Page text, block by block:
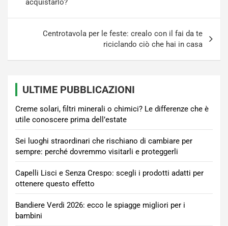
acquistarlo?
Centrotavola per le feste: crealo con il fai da te
riciclando ciò che hai in casa
ULTIME PUBBLICAZIONI
Creme solari, filtri minerali o chimici? Le differenze che è
utile conoscere prima dell’estate
Sei luoghi straordinari che rischiano di cambiare per
sempre: perché dovremmo visitarli e proteggerli
Capelli Lisci e Senza Crespo: scegli i prodotti adatti per
ottenere questo effetto
Bandiere Verdi 2026: ecco le spiagge migliori per i
bambini